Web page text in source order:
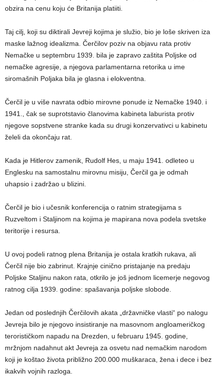
obzira na cenu koju će Britanija platiiti.
Taj cilj, koji su diktirali Jevreji kojima je služio, bio je loše skriven iza
maske lažnog idealizma. Čerčilov poziv na objavu rata protiv
Nemačke u septembru 1939. bila je zapravo zaštita Poljske od
nemačke agresije, a njegova parlamentarna retorika u ime
siromašnih Poljaka bila je glasna i elokventna.
Čerčil je u više navrata odbio mirovne ponude iz Nemačke 1940. i
1941., čak se suprotstavio članovima kabineta laburista protiv
njegove sopstvene stranke kada su drugi konzervativci u kabinetu
želeli da okončaju rat.
Kada je Hitlerov zamenik, Rudolf Hes, u maju 1941. odleteo u
Englesku na samostalnu mirovnu misiju, Čerčil ga je odmah
uhapsio i zadržao u blizini.
Čerčil je bio i učesnik konferencija o ratnim strategijama s
Ruzveltom i Staljinom na kojima je mapirana nova podela svetske
teritorije i resursa.
U ovoj podeli ratnog plena Britanija je ostala kratkih rukava, ali
Čerčil nije bio zabrinut. Krajnje cinično pristajanje na predaju
Poljske Staljinu nakon rata, otkrilo je još jednom licemerje negovog
ratnog cilja 1939. godine: spašavanja poljske slobode.
Jedan od poslednjih Čerčilovih akata „državničke vlasti“ po nalogu
Jevreja bilo je njegovo insistiranje na masovnom angloameričkog
terorističkom napadu na Drezden, u februaru 1945. godine,
mržnjom nadahnut akt Jevreja za osvetu nad nemačkim narodom
koji je koštao života približno 200.000 muškaraca, žena i dece i bez
ikakvih vojnih razloga.